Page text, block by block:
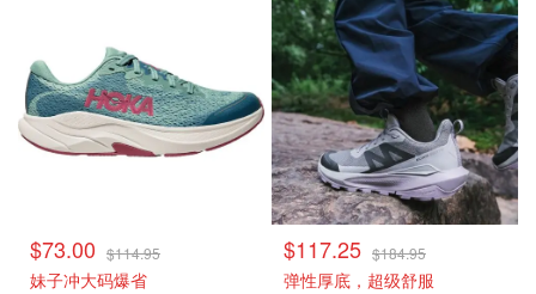
$73.00 $114.95
妹子冲大码爆省
$117.25 $184.95
弹性厚底，超级舒服